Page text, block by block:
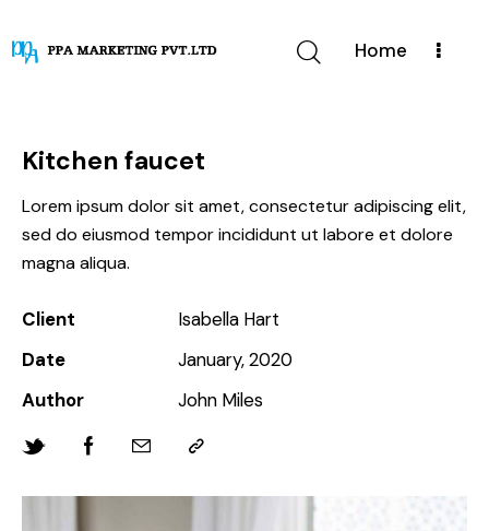
Home
Kitchen faucet
Lorem ipsum dolor sit amet, consectetur adipiscing elit,
sed do eiusmod tempor incididunt ut labore et dolore
magna aliqua.
Client
Isabella Hart
Date
January, 2020
Author
John Miles